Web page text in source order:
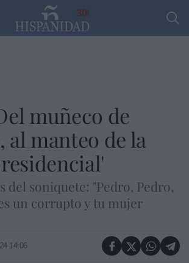
30
muñeco de
al manteo de la
del soniquete: "Pedro, Pedro,
un corrupto y tu mujer
14:06